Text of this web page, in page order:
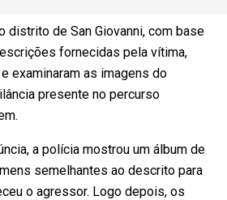
distrito de San Giovanni, com base
fornecidas pela vítima,
examinaram as imagens do
presente no percurso
a polícia mostrou um álbum de
semelhantes ao descrito para
o agressor. Logo depois, os